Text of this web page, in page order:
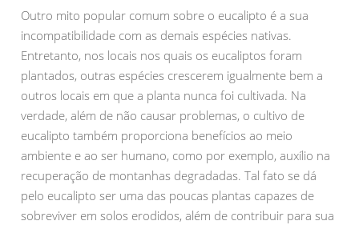
Outro mito popular comum sobre o eucalipto é a sua
incompatibilidade com as demais espécies nativas.
Entretanto, nos locais nos quais os eucaliptos foram
plantados, outras espécies crescerem igualmente bem a
outros locais em que a planta nunca foi cultivada. Na
verdade, além de não causar problemas, o cultivo de
eucalipto também proporciona benefícios ao meio
ambiente e ao ser humano, como por exemplo, auxílio na
recuperação de montanhas degradadas. Tal fato se dá
pelo eucalipto ser uma das poucas plantas capazes de
sobreviver em solos erodidos, além de contribuir para sua